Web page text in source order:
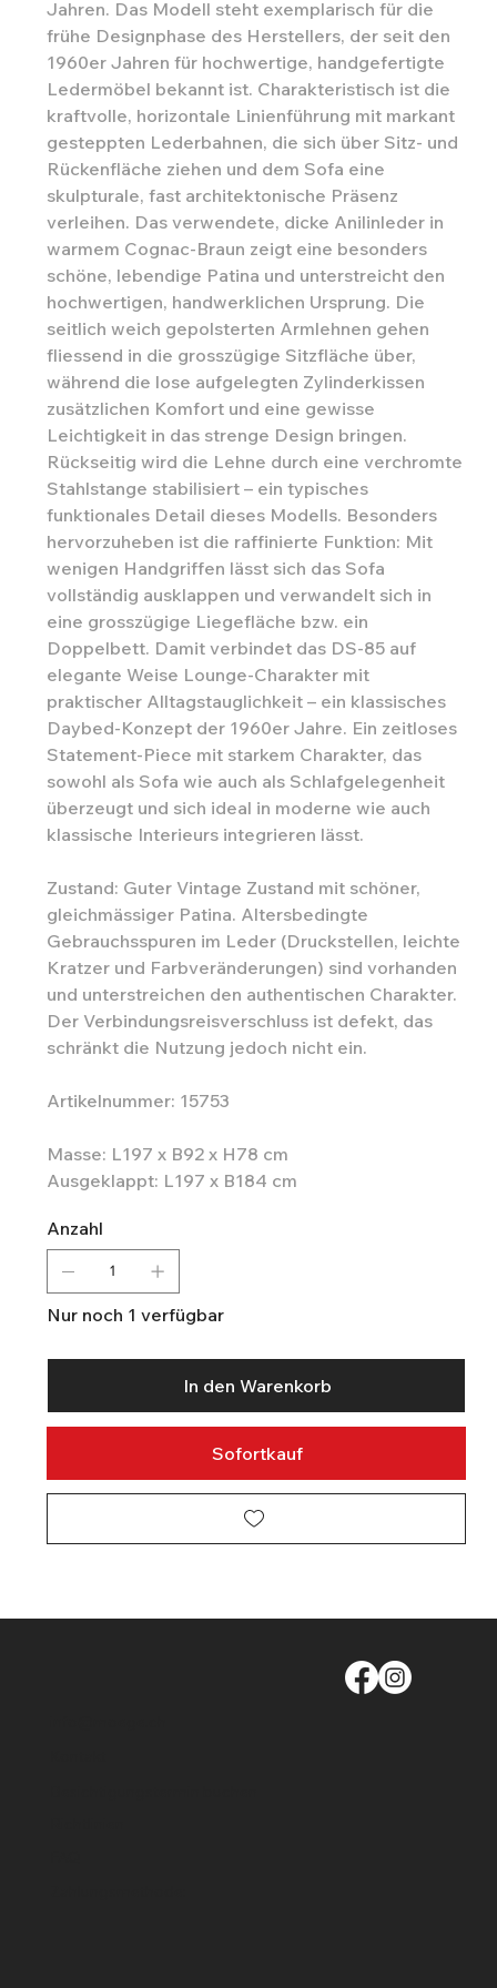
Jahren. Das Modell steht exemplarisch für die
frühe Designphase des Herstellers, der seit den
1960er Jahren für hochwertige, handgefertigte
Ledermöbel bekannt ist. Charakteristisch ist die
kraftvolle, horizontale Linienführung mit markant
gesteppten Lederbahnen, die sich über Sitz- und
Rückenfläche ziehen und dem Sofa eine
skulpturale, fast architektonische Präsenz
verleihen. Das verwendete, dicke Anilinleder in
warmem Cognac-Braun zeigt eine besonders
schöne, lebendige Patina und unterstreicht den
hochwertigen, handwerklichen Ursprung. Die
seitlich weich gepolsterten Armlehnen gehen
fliessend in die grosszügige Sitzfläche über,
während die lose aufgelegten Zylinderkissen
zusätzlichen Komfort und eine gewisse
Leichtigkeit in das strenge Design bringen.
Rückseitig wird die Lehne durch eine verchromte
Stahlstange stabilisiert – ein typisches
funktionales Detail dieses Modells. Besonders
hervorzuheben ist die raffinierte Funktion: Mit
wenigen Handgriffen lässt sich das Sofa
vollständig ausklappen und verwandelt sich in
eine grosszügige Liegefläche bzw. ein
Doppelbett. Damit verbindet das DS-85 auf
elegante Weise Lounge-Charakter mit
praktischer Alltagstauglichkeit – ein klassisches
Daybed-Konzept der 1960er Jahre. Ein zeitloses
Statement-Piece mit starkem Charakter, das
sowohl als Sofa wie auch als Schlafgelegenheit
überzeugt und sich ideal in moderne wie auch
klassische Interieurs integrieren lässt.
Zustand: Guter Vintage Zustand mit schöner,
gleichmässiger Patina. Altersbedingte
Gebrauchsspuren im Leder (Druckstellen, leichte
Kratzer und Farbveränderungen) sind vorhanden
und unterstreichen den authentischen Charakter.
Der Verbindungsreisverschluss ist defekt, das
schränkt die Nutzung jedoch nicht ein.
Artikelnummer: 15753
Masse: L197 x B92 x H78 cm
Ausgeklappt: L197 x B184 cm
Anzahl
Nur noch 1 verfügbar
In den Warenkorb
Sofortkauf